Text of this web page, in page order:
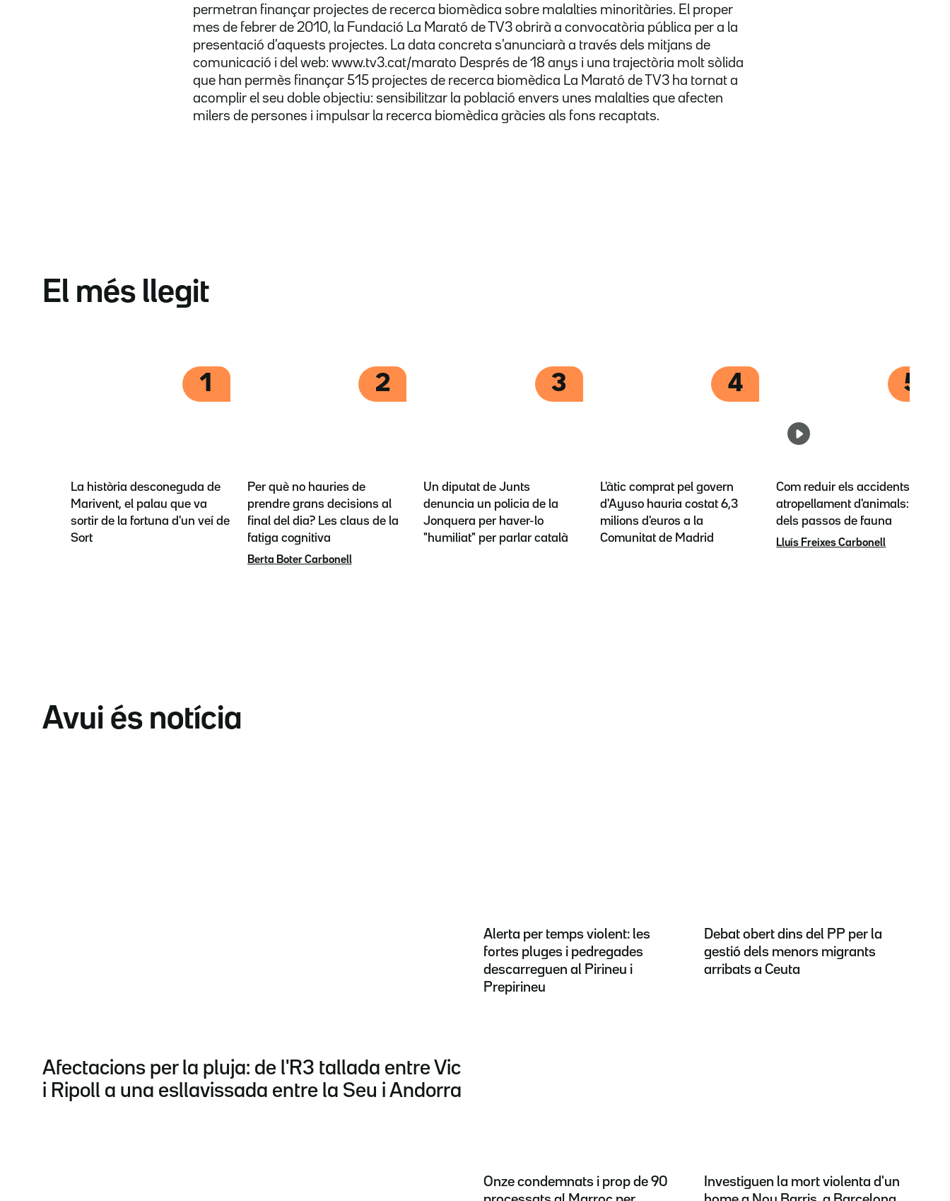
permetran finançar projectes de recerca biomèdica sobre malalties minoritàries. El proper
mes de febrer de 2010, la Fundació La Marató de TV3 obrirà a convocatòria pública per a la
presentació d'aquests projectes. La data concreta s'anunciarà a través dels mitjans de
comunicació i del web: www.tv3.cat/marato Després de 18 anys i una trajectòria molt sòlida
que han permès finançar 515 projectes de recerca biomèdica La Marató de TV3 ha tornat a
acomplir el seu doble objectiu: sensibilitzar la població envers unes malalties que afecten
milers de persones i impulsar la recerca biomèdica gràcies als fons recaptats.
El més llegit
1
La història desconeguda de
Marivent, el palau que va
sortir de la fortuna d'un veí de
Sort
2
Per què no hauries de
prendre grans decisions al
final del dia? Les claus de la
fatiga cognitiva
Berta Boter Carbonell
3
Un diputat de Junts
denuncia un policia de la
Jonquera per haver-lo
"humiliat" per parlar català
4
L'àtic comprat pel govern
d'Ayuso hauria costat 6,3
milions d'euros a la
Comunitat de Madrid
5
Com reduir els accidents per
atropellament d'animals: l'èxit
dels passos de fauna
Lluís Freixes Carbonell
Avui és notícia
Afectacions per la pluja: de l'R3 tallada entre Vic
i Ripoll a una esllavissada entre la Seu i Andorra
Alerta per temps violent: les
fortes pluges i pedregades
descarreguen al Pirineu i
Prepirineu
Debat obert dins del PP per la
gestió dels menors migrants
arribats a Ceuta
Onze condemnats i prop de 90
Investiguen la mort violenta d'un